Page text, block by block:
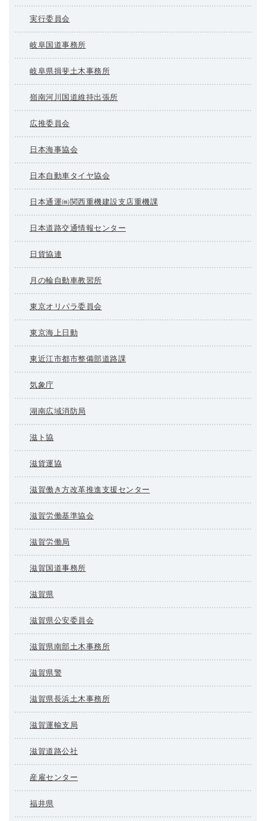
実行委員会
岐阜国道事務所
岐阜県揖斐土木事務所
嶺南河川国道維持出張所
広推委員会
日本海事協会
日本自動車タイヤ協会
日本通運㈱関西重機建設支店重機課
日本道路交通情報センター
日貨協連
月の輪自動車教習所
東京オリパラ委員会
東京海上日動
東近江市都市整備部道路課
気象庁
湖南広域消防局
滋ト協
滋貨運協
滋賀働き方改革推進支援センター
滋賀労働基準協会
滋賀労働局
滋賀国道事務所
滋賀県
滋賀県公安委員会
滋賀県南部土木事務所
滋賀県警
滋賀県長浜土木事務所
滋賀運輸支局
滋賀道路公社
産雇センター
福井県